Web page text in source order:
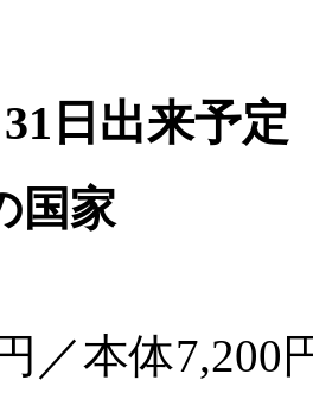
日出来予定
国家
／本体7,200